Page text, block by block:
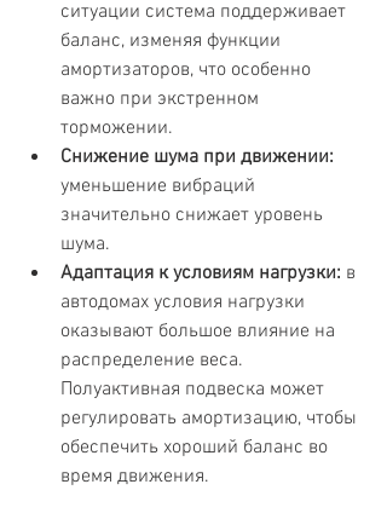
ситуации система поддерживает
баланс, изменяя функции
амортизаторов, что особенно
важно при экстренном
торможении.
Снижение шума при движении:
уменьшение вибраций
значительно снижает уровень
шума.
Адаптация к условиям нагрузки: в
автодомах условия нагрузки
оказывают большое влияние на
распределение веса.
Полуактивная подвеска может
регулировать амортизацию, чтобы
обеспечить хороший баланс во
время движения.